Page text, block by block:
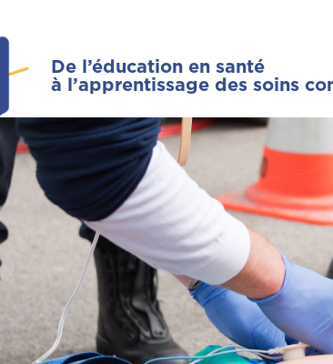
De l’éducation en santé
à l’apprentissage des soins